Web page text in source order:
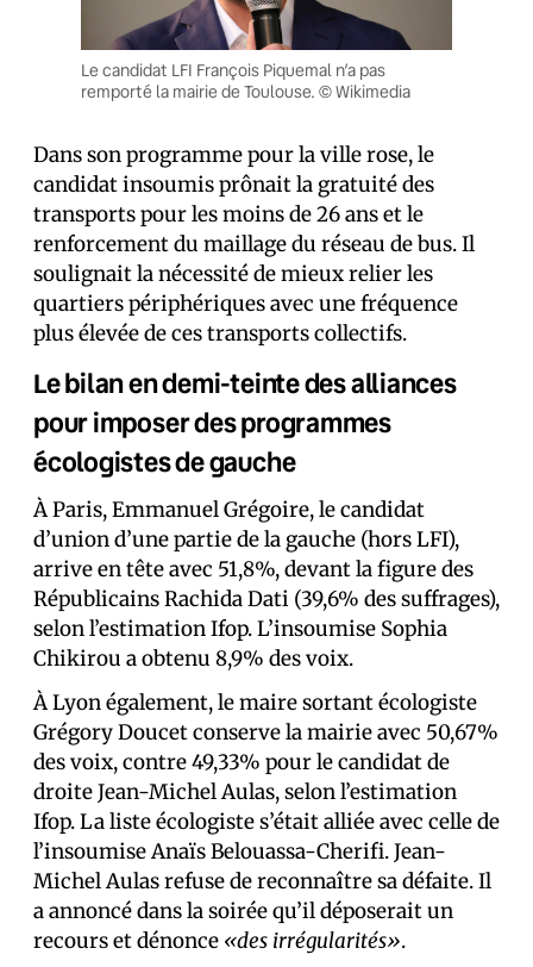
Le candidat LFI François Piquemal n’a pas
remporté la mairie de Toulouse. © Wikimedia
Dans son programme pour la ville rose, le
candidat insoumis prônait la gratuité des
transports pour les moins de 26 ans et le
renforcement du maillage du réseau de bus. Il
soulignait la nécessité de mieux relier les
quartiers périphériques avec une fréquence
plus élevée de ces transports collectifs.
Le bilan en demi-teinte des alliances
pour imposer des programmes
écologistes de gauche
À Paris, Emmanuel Grégoire, le candidat
d’union d’une partie de la gauche (hors LFI),
arrive en tête avec 51,8%, devant la figure des
Républicains Rachida Dati (39,6% des suffrages),
selon l’estimation Ifop. L’insoumise Sophia
Chikirou a obtenu 8,9% des voix.
À Lyon également, le maire sortant écologiste
Grégory Doucet conserve la mairie avec 50,67%
des voix, contre 49,33% pour le candidat de
droite Jean-Michel Aulas, selon l’estimation
Ifop. La liste écologiste s’était alliée avec celle de
l’insoumise Anaïs Belouassa-Cherifi. Jean-
Michel Aulas refuse de reconnaître sa défaite. Il
a annoncé dans la soirée qu’il déposerait un
recours et dénonce «des irrégularités».